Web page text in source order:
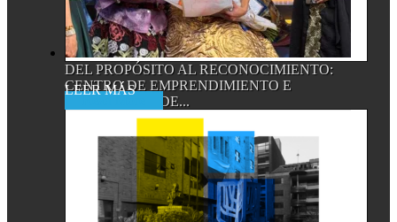
DEL PROPÓSITO AL RECONOCIMIENTO:
CENTRO DE EMPRENDIMIENTO E
INNOVACIÓN DE...